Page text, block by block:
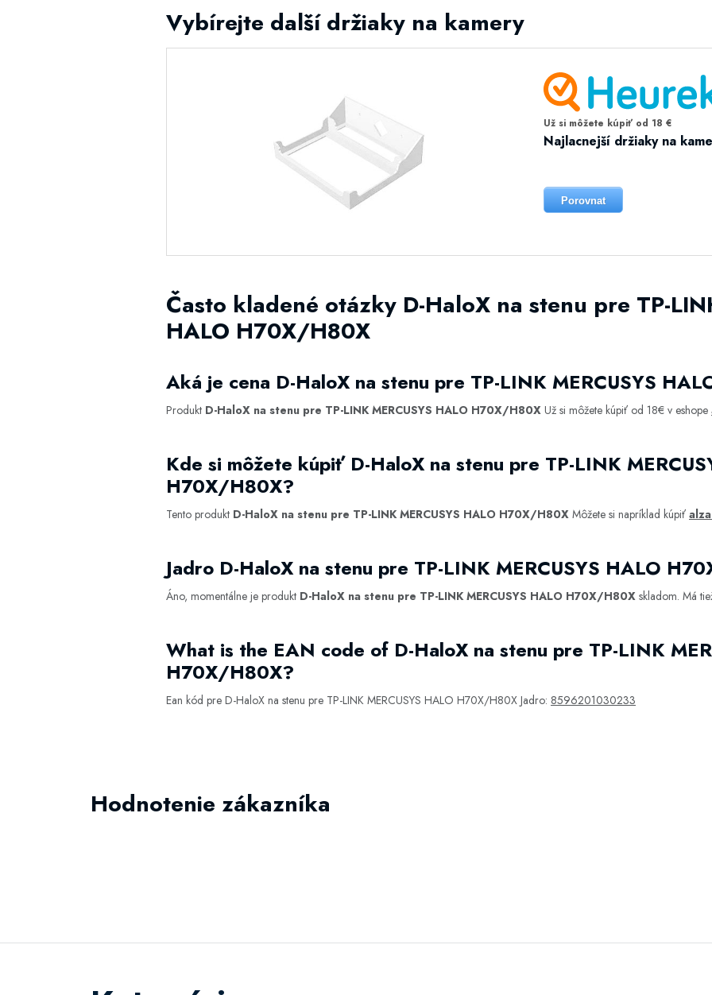
Vybírejte další držiaky na kamery
Už si môžete kúpiť od 18 €
Najlacnejší držiaky na
Porovnat
Často kladené otázky D-HaloX na stenu pre TP-
HALO H70X/H80X
Aká je cena D-HaloX na stenu pre TP-LINK MERCUSYS
Produkt D-HaloX na stenu pre TP-LINK MERCUSYS HALO H70X/H80X Už si môžete kúpiť od 18€ v eshope
Kde si môžete kúpiť D-HaloX na stenu pre TP-LINK
H70X/H80X?
Tento produkt D-HaloX na stenu pre TP-LINK MERCUSYS HALO H70X/H80X Môžete si napríklad kúpiť
Jadro D-HaloX na stenu pre TP-LINK MERCUSYS HALO
Áno, momentálne je produkt D-HaloX na stenu pre TP-LINK MERCUSYS HALO H70X/H80X skladom. Má
What is the EAN code of D-HaloX na stenu pre TP-LINK
H70X/H80X?
Ean kód pre D-HaloX na stenu pre TP-LINK MERCUSYS HALO H70X/H80X Jadro: 8596201030233
Hodnotenie zákazníka